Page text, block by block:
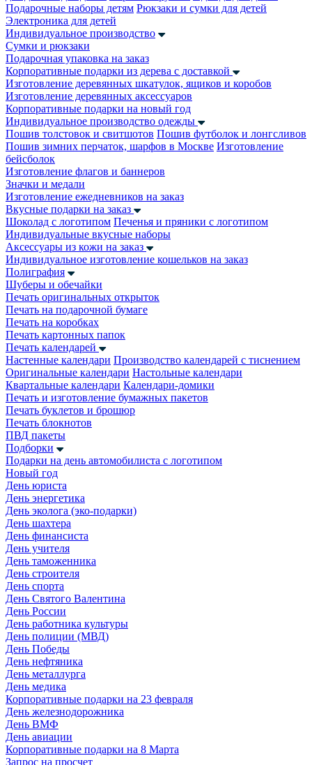
Подарочные наборы детям Рюкзаки и сумки для детей
Электроника для детей
Индивидуальное производство
Сумки и рюкзаки
Подарочная упаковка на заказ
Корпоративные подарки из дерева с доставкой
Изготовление деревянных шкатулок, ящиков и коробов
Изготовление деревянных аксессуаров
Корпоративные подарки на новый год
Индивидуальное производство одежды
Пошив толстовок и свитшотов Пошив футболок и лонгсливов
Пошив зимних перчаток, шарфов в Москве Изготовление
бейсболок
Изготовление флагов и баннеров
Значки и медали
Изготовление ежедневников на заказ
Вкусные подарки на заказ
Шоколад с логотипом Печенья и пряники с логотипом
Индивидуальные вкусные наборы
Аксессуары из кожи на заказ
Индивидуальное изготовление кошельков на заказ
Полиграфия
Шуберы и обечайки
Печать оригинальных открыток
Печать на подарочной бумаге
Печать на коробках
Печать картонных папок
Печать календарей
Настенные календари Производство календарей с тиснением
Оригинальные календари Настольные календари
Квартальные календари Календари-домики
Печать и изготовление бумажных пакетов
Печать буклетов и брошюр
Печать блокнотов
ПВД пакеты
Подборки
Подарки на день автомобилиста с логотипом
Новый год
День юриста
День энергетика
День эколога (эко-подарки)
День шахтера
День финансиста
День учителя
День таможенника
День строителя
День спорта
День Святого Валентина
День России
День работника культуры
День полиции (МВД)
День Победы
День нефтяника
День металлурга
День медика
Корпоративные подарки на 23 февраля
День железнодорожника
День ВМФ
День авиации
Корпоративные подарки на 8 Марта
Запрос на просчет